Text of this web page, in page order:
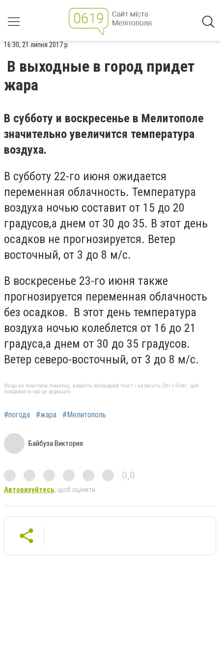
16:30, 21 липня 2017 р.
В выходные в город придет
жара
В субботу и воскресенье в Мелитополе
значительно увеличится температура
воздуха.
В субботу 22-го июня ожидается
переменная облачность. Температура
воздуха ночью составит от 15 до 20
градусов,а днем от 30 до 35. В этот день
осадков не прогнозируется. Ветер
восточный, от 3 до 8 м/с.
В воскресенье 23-го июня также
прогнозируется переменная облачность
без осадков. В этот день температура
воздуха ночью колеблется от 16 до 21
градуса,а днем от 30 до 35 градусов.
Ветер северо-восточный, от 3 до 8 м/с.
Якщо ви помітили помилку, виділіть необхідний текст і натисніть Ctrl + Enter, щоб
повідомити про це редакцію
#погода #жара #Мелитополь
Байбуза Виктория
0,0
Авторизуйтесь, щоб оцінити